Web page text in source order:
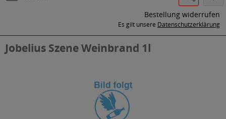
Bestellung widerrufen
Es gilt unsere Datenschutzerklärung
Jobelius Szene Weinbrand 1l